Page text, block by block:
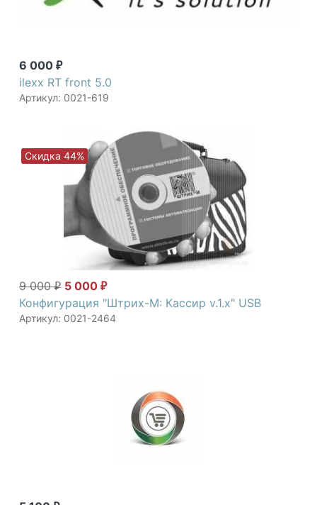
6 000 ₽
ilexx RT front 5.0
Артикул: 0021-619
9 000₽ 5 000 ₽
Конфигурация "Штрих-М: Кассир v.1.х" USB
Артикул: 0021-2464
Скидка 44%